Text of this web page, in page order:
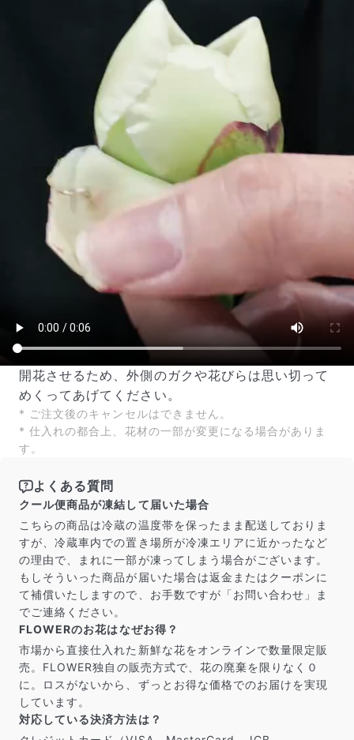
開花させるため、外側のガクや花びらは思い切って
めくってあげてください。
* ご注文後のキャンセルはできません。
* 仕入れの都合上、花材の一部が変更になる場合がありま
す。
よくある質問
クール便商品が凍結して届いた場合
こちらの商品は冷蔵の温度帯を保ったまま配送しておりま
すが、冷蔵車内での置き場所が冷凍エリアに近かったなど
の理由で、まれに一部が凍ってしまう場合がございます。
もしそういった商品が届いた場合は返金またはクーポンに
て補償いたしますので、お手数ですが「お問い合わせ」ま
でご連絡ください。
FLOWERのお花はなぜお得？
市場から直接仕入れた新鮮な花をオンラインで数量限定販
売。FLOWER独自の販売方式で、花の廃棄を限りなく０
に。ロスがないから、ずっとお得な価格でのお届けを実現
しています。
対応している決済方法は？